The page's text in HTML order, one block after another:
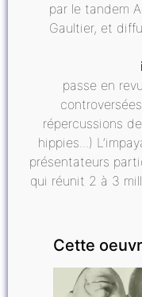
par le tandem
Gaultier, et
passe en
répercussions
hippies...)
présentateurs
qui réunit 2 à 3
Cette